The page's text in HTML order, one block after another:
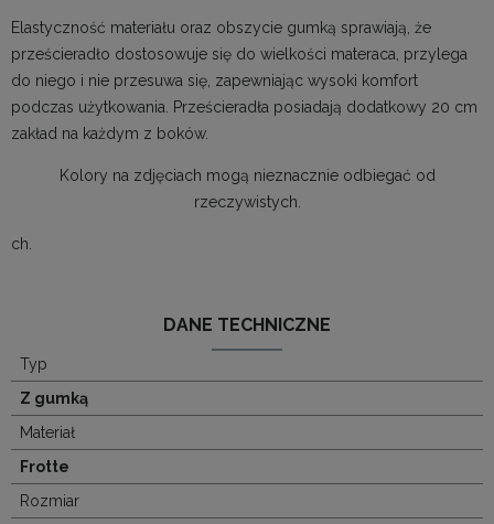
Elastyczność materiału oraz obszycie gumką sprawiają, że
prześcieradło dostosowuje się do wielkości materaca, przylega
do niego i nie przesuwa się, zapewniając wysoki komfort
podczas użytkowania. Prześcieradła posiadają dodatkowy 20 cm
zakład na każdym z boków.
Kolory na zdjęciach mogą nieznacznie odbiegać od
rzeczywistych.
ch.
DANE TECHNICZNE
Typ
Z gumką
Materiał
Frotte
Rozmiar